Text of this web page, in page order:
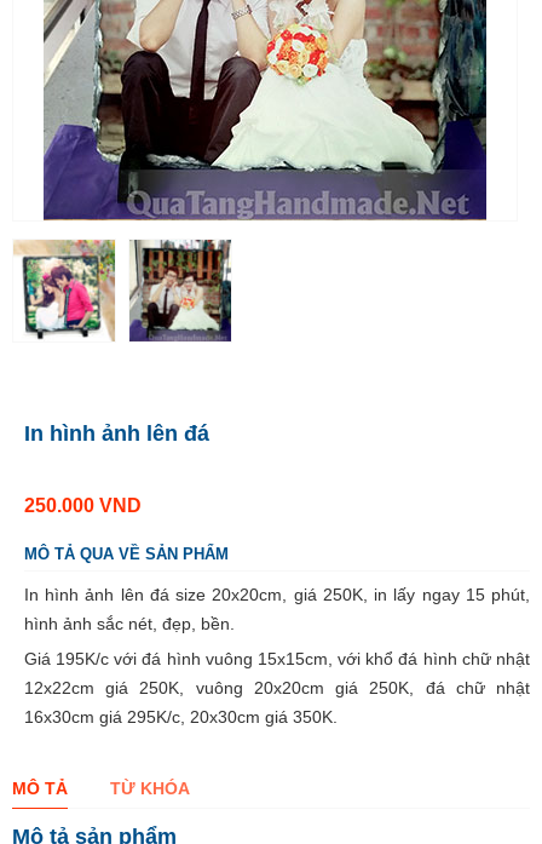
In hình ảnh lên đá
250.000 VND
MÔ TẢ QUA VỀ SẢN PHẨM
In hình ảnh lên đá size 20x20cm, giá 250K, in lấy ngay 15 phút,
hình ảnh sắc nét, đẹp, bền.
Giá 195K/c với đá hình vuông 15x15cm, với khổ đá hình chữ nhật
12x22cm giá 250K, vuông 20x20cm giá 250K, đá chữ nhật
16x30cm giá 295K/c, 20x30cm giá 350K.
MÔ TẢ TỪ KHÓA
Mô tả sản phẩm